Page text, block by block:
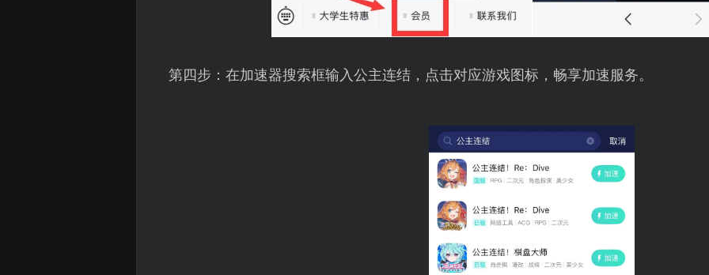
第四步：在加速器搜索框输入公主连结，点击对应游戏图标，畅享加速服务。